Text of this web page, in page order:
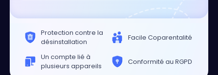
Protection contre la
désinstallation
Facile Coparentalité
Un compte lié à
plusieurs appareils
Conformité au RGPD